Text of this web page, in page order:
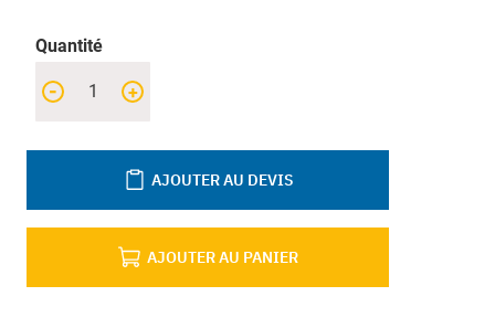
Quantité
+
-
AJOUTER AU PANIER
AJOUTER AU DEVIS